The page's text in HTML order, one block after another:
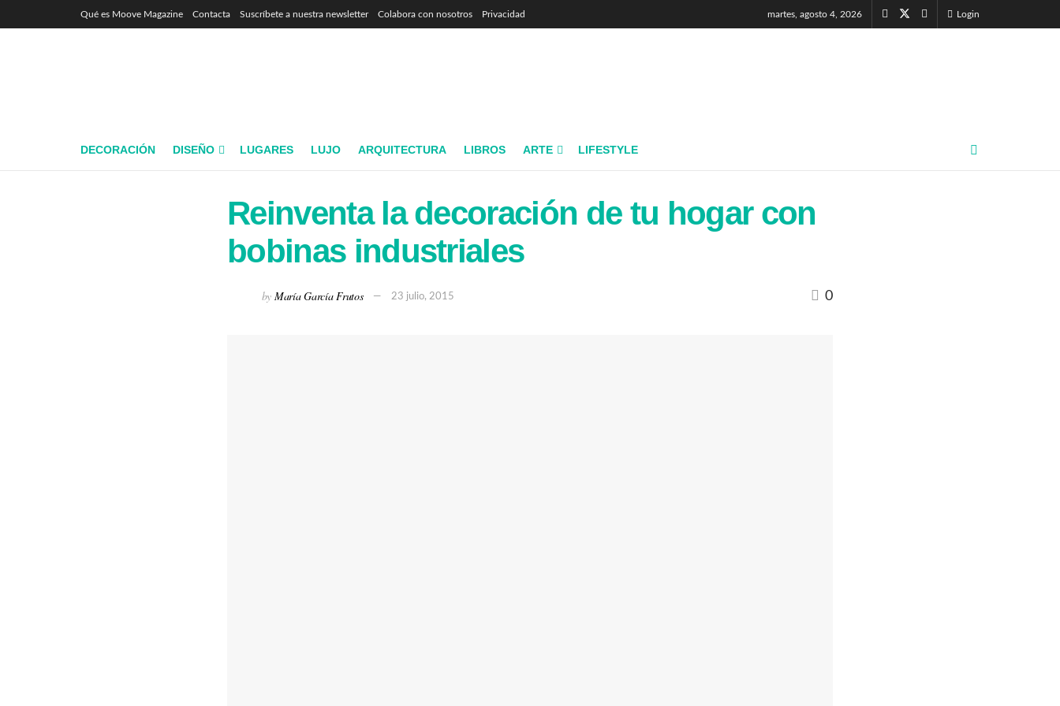
Qué es Moove Magazine Contacta Suscríbete a nuestra newsletter Colabora con nosotros Privacidad martes, agosto 4, 2026 Login
DECORACIÓN DISEÑO LUGARES LUJO ARQUITECTURA LIBROS ARTE LIFESTYLE
Reinventa la decoración de tu hogar con
bobinas industriales
by María García Frutos 23 julio, 2015 0